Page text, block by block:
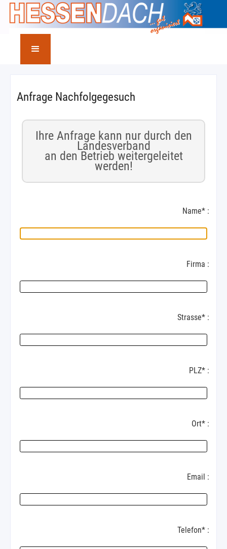
Anfrage Nachfolgegesuch
Ihre Anfrage kann nur durch den
Landesverband
an den Betrieb weitergeleitet
werden!
Name* :
Firma :
Strasse* :
PLZ* :
Ort* :
Email :
Telefon* :